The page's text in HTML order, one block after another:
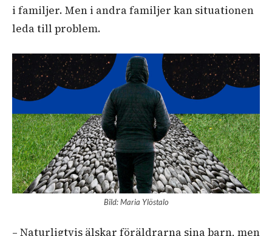
i familjer. Men i andra familjer kan situationen
leda till problem.
Bild: Maria Ylöstalo
– Naturligtvis älskar föräldrarna sina barn, men